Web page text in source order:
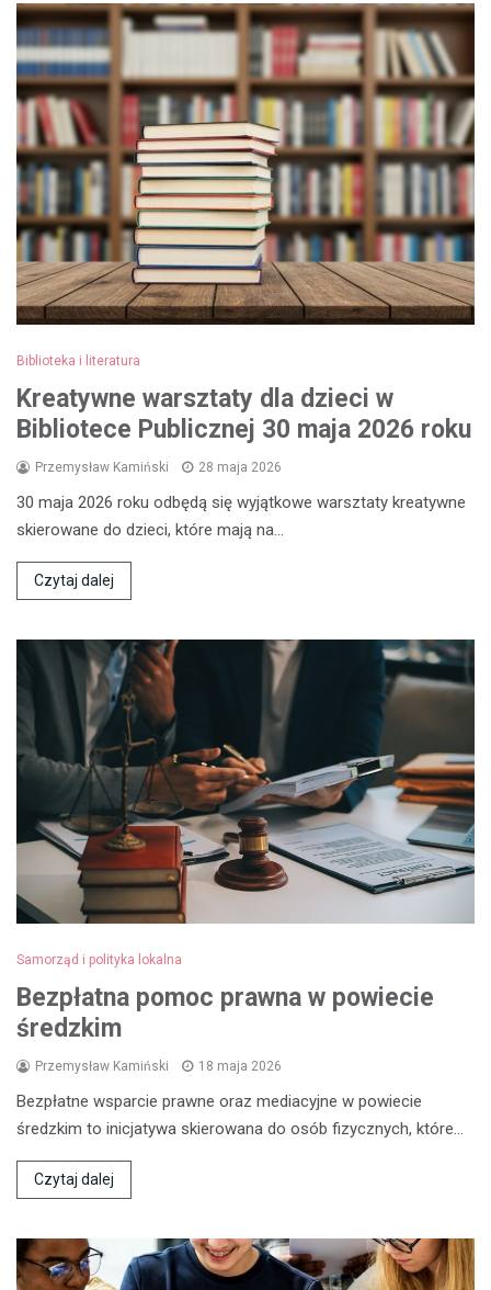
Biblioteka i literatura
Kreatywne warsztaty dla dzieci w
Bibliotece Publicznej 30 maja 2026 roku
Przemysław Kamiński 28 maja 2026
30 maja 2026 roku odbędą się wyjątkowe warsztaty kreatywne
skierowane do dzieci, które mają na…
Czytaj dalej
Samorząd i polityka lokalna
Bezpłatna pomoc prawna w powiecie
średzkim
Przemysław Kamiński 18 maja 2026
Bezpłatne wsparcie prawne oraz mediacyjne w powiecie
średzkim to inicjatywa skierowana do osób fizycznych, które…
Czytaj dalej